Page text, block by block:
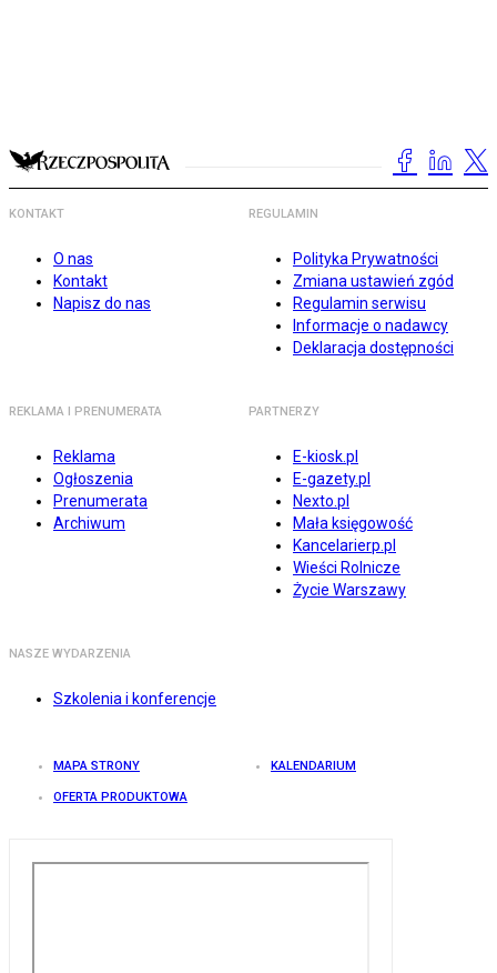
KONTAKT
O nas
Kontakt
Napisz do nas
REGULAMIN
Polityka Prywatności
Zmiana ustawień zgód
Regulamin serwisu
Informacje o nadawcy
Deklaracja dostępności
REKLAMA I PRENUMERATA
Reklama
Ogłoszenia
Prenumerata
Archiwum
PARTNERZY
E-kiosk.pl
E-gazety.pl
Nexto.pl
Mała księgowość
Kancelarierp.pl
Wieści Rolnicze
Życie Warszawy
NASZE WYDARZENIA
Szkolenia i konferencje
MAPA STRONY KALENDARIUM
OFERTA PRODUKTOWA